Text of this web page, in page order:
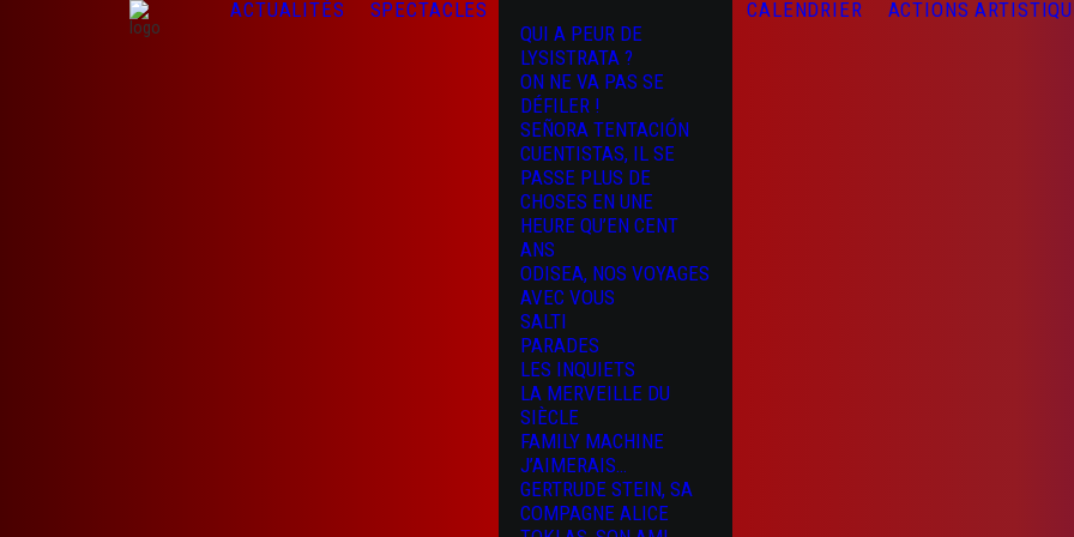
ACTUALITÉS
SPECTACLES
QUI A PEUR DE
LYSISTRATA ?
ON NE VA PAS SE
DÉFILER !
SEÑORA TENTACIÓN
CUENTISTAS, IL SE
PASSE PLUS DE
CHOSES EN UNE
HEURE QU’EN CENT
ANS
ODISEA, NOS VOYAGES
AVEC VOUS
SALTI
PARADES
LES INQUIETS
LA MERVEILLE DU
SIÈCLE
FAMILY MACHINE
J’AIMERAIS…
GERTRUDE STEIN, SA
COMPAGNE ALICE
CALENDRIER ACTIONS